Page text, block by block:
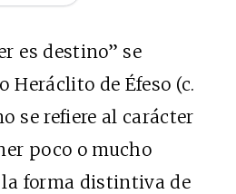
es destino” se
Heráclito de Éfeso (c.
se refiere al carácter
poco o mucho
la forma distintiva de